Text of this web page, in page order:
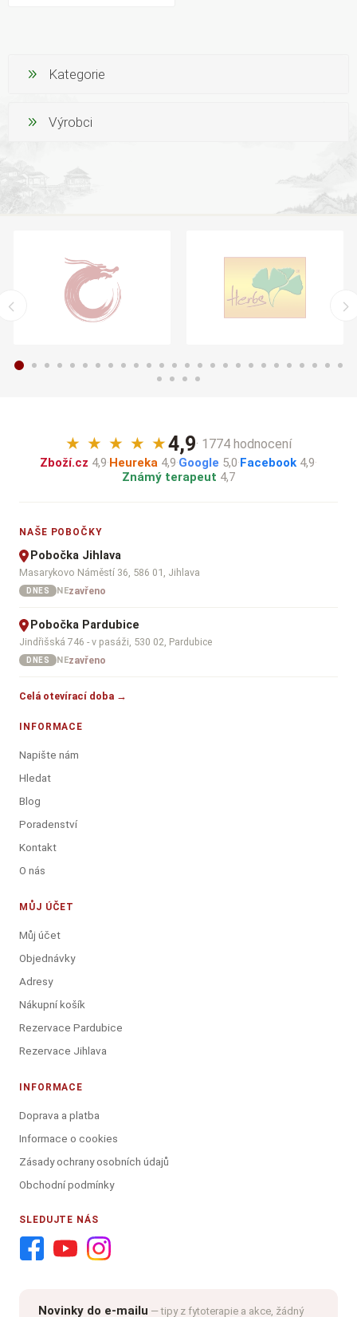
Kategorie
Výrobci
★ ★ ★ ★ ★4,9· 1774 hodnocení
Zboží.cz 4,9·Heureka 4,9·Google 5,0·Facebook 4,9·
Známý terapeut 4,7
NAŠE POBOČKY
Pobočka Jihlava
Masarykovo Náměstí 36, 586 01, Jihlava
DNES NEzavřeno
Pobočka Pardubice
Jindřišská 746 - v pasáži, 530 02, Pardubice
DNES NEzavřeno
Celá otevírací doba →
INFORMACE
Napište nám
Hledat
Blog
Poradenství
Kontakt
O nás
MŮJ ÚČET
Můj účet
Objednávky
Adresy
Nákupní košík
Rezervace Pardubice
Rezervace Jihlava
INFORMACE
Doprava a platba
Informace o cookies
Zásady ochrany osobních údajů
Obchodní podmínky
SLEDUJTE NÁS
Novinky do e-mailu — tipy z fytoterapie a akce, žádný